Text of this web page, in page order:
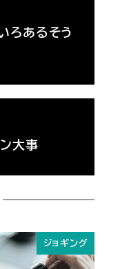
ろあるそう
大事
ジョギング